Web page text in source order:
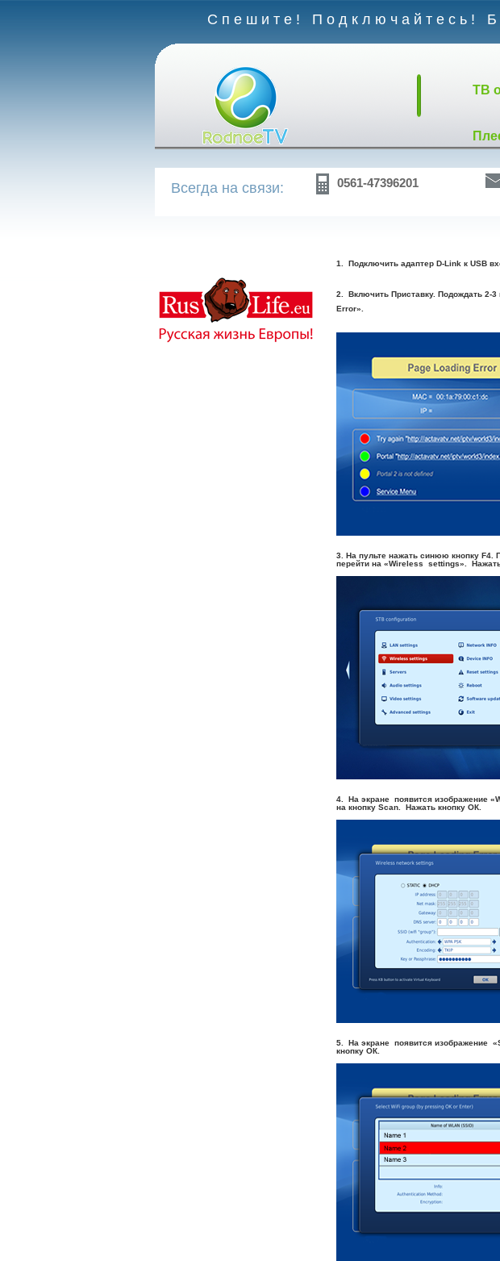
Спешите! Подключайтесь!
TB
Всегда на связи: 0561-47396201
1. Подключить адаптер D-Link к USB
2. Включить Приставку. Подождать 2-
Error».
3. На пульте нажать синюю кнопку F4.
перейти на «Wireless settings».
4. На экране появится изображение
на кнопку Scan. Нажать кнопку ОК.
5. На экране появится изображение
кнопку ОК.